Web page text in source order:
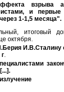
взрыва
и
1-1,5 месяца".
итоговый
октября.
И.В.Сталину